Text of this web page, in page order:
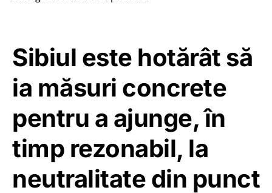
Sibiul este hotărât să
ia măsuri concrete
pentru a ajunge, în
timp rezonabil, la
neutralitate din punct